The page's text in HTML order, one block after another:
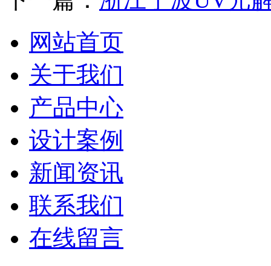
网站首页
关于我们
产品中心
设计案例
新闻资讯
联系我们
在线留言